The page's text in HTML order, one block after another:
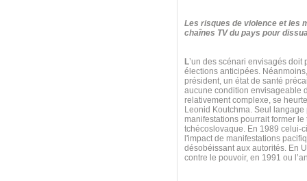
Les risques de violence et les
chaînes TV du pays pour
L’un des scénari envisagés
élections anticipées.
président, un état de santé
aucune condition envisageable
relativement complexe, se
Leonid Koutchma. Seul
manifestations pourrait former
tchécoslovaque. En 1989 celui-
l'impact de manifestations
désobéissant aux autorités. En
contre le pouvoir, en 1991 ou